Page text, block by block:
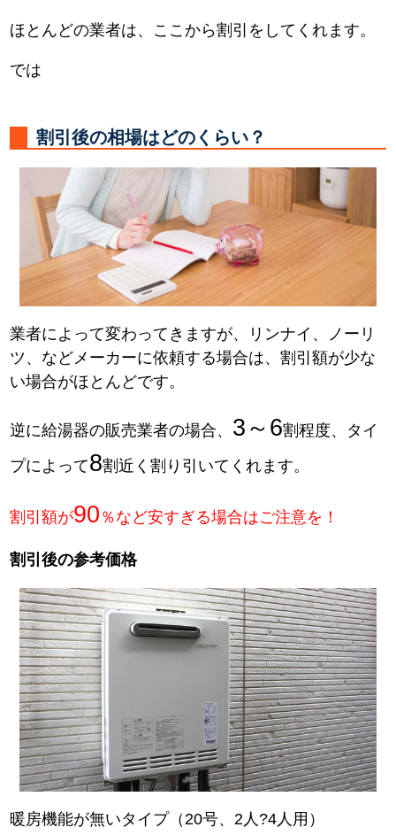
ほとんどの業者は、ここから割引をしてくれます。
では
割引後の相場はどのくらい？
業者によって変わってきますが、リンナイ、ノーリ
ツ、などメーカーに依頼する場合は、割引額が少な
い場合がほとんどです。
逆に給湯器の販売業者の場合、 3～6割程度、タイ
プによって8割近く割り引いてくれます。
割引額が90 ％など安すぎる場合はご注意を！
割引後の参考価格
暖房機能が無いタイプ（20号、2人?4人用）